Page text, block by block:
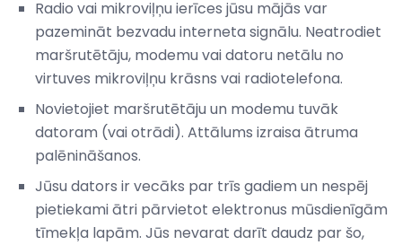
Radio vai mikroviļņu ierīces jūsu mājās var
pazemināt bezvadu interneta signālu. Neatrodiet
maršrutētāju, modemu vai datoru netālu no
virtuves mikroviļņu krāsns vai radiotelefona.
Novietojiet maršrutētāju un modemu tuvāk
datoram (vai otrādi). Attālums izraisa ātruma
palēnināšanos.
Jūsu dators ir vecāks par trīs gadiem un nespēj
pietiekami ātri pārvietot elektronus mūsdienīgām
tīmekļa lapām. Jūs nevarat darīt daudz par šo,